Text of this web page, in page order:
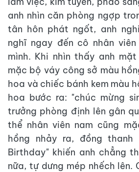
anh nhìn căn phòng ngợp
tân hôn phát ngốt, anh
nghĩ ngay đến cô nhân
mình. Khi nhìn thấy anh
mặc bộ váy công sở màu
hoa và chiếc bánh kem màu
hoa bước ra: "chúc mừng
trưởng phòng định lên gân
thể nhân viên nam cũng
hồng nhảy ra, đồng thanh
Birthday" khiến anh chẳng
nữa, tự dưng mép nhếch lên.